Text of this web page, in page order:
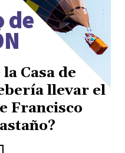
de
Casa de
llevar el
Francisco